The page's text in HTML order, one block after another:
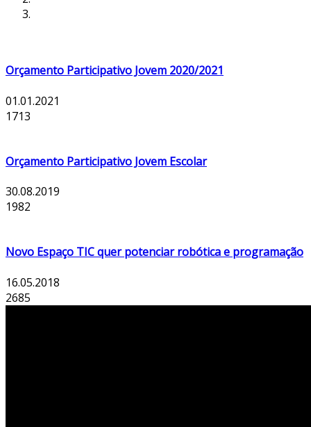
Orçamento Participativo Jovem 2020/2021
01.01.2021
1713
Orçamento Participativo Jovem Escolar
30.08.2019
1982
Novo Espaço TIC quer potenciar robótica e programação
16.05.2018
2685